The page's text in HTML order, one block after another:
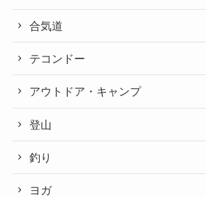
合気道
テコンドー
アウトドア・キャンプ
登山
釣り
ヨガ